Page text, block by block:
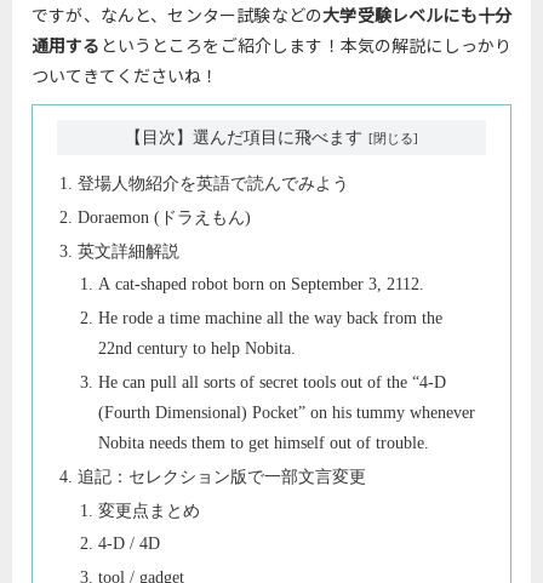
ですが、なんと、センター試験などの大学受験レベルにも十分
通用する というところをご紹介します！本気の解説にしっかり
ついてきてくださいね！
【目次】選んだ項目に飛べます
登場人物紹介を英語で読んでみよう
Doraemon (ドラえもん)
英文詳細解説
A cat-shaped robot born on September 3, 2112.
He rode a time machine all the way back from the
22nd century to help Nobita.
He can pull all sorts of secret tools out of the “4-D
(Fourth Dimensional) Pocket” on his tummy whenever
Nobita needs them to get himself out of trouble.
追記：セレクション版で一部文言変更
変更点まとめ
4-D / 4D
tool / gadget